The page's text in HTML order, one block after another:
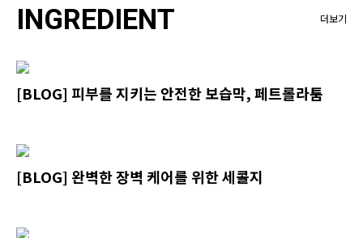
INGREDIENT 더보기
[BLOG] 피부를 지키는 안전한 보습막, 페트롤라툼
[BLOG] 완벽한 장벽 케어를 위한 세콜지